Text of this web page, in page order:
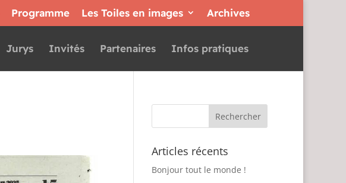
Programme Les Toiles en images Archives
Jurys Invités Partenaires Infos pratiques
Articles récents
Bonjour tout le monde !